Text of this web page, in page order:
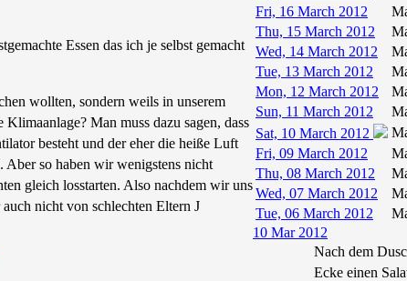
Fri, 16 March 2012
Thu, 15 March 2012
Wed, 14 March 2012
Tue, 13 March 2012
Mon, 12 March 2012
Sun, 11 March 2012
Sat, 10 March 2012
Fri, 09 March 2012
Thu, 08 March 2012
Wed, 07 March 2012
Tue, 06 March 2012
10 Mar 2012
Essen das ich je selbst gemacht
wollten, sondern weils in unserem
Man muss dazu sagen, dass
besteht und der eher die heiße Luft
so haben wir wenigstens nicht
gleich losstarten. Also nachdem wir uns
nicht von schlechten Eltern J
Nach dem
Ecke einen